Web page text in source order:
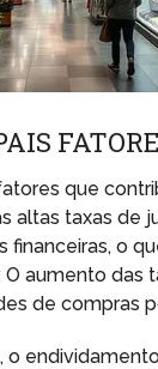
que
altas taxas de
financeiras, o
O aumento das
de compras
o